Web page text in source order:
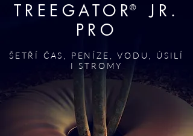
TREEGATOR JR.
PRO
ŠETŘÍ ČAS, PENÍZE, VODU, ÚSILÍ
I STROMY
®